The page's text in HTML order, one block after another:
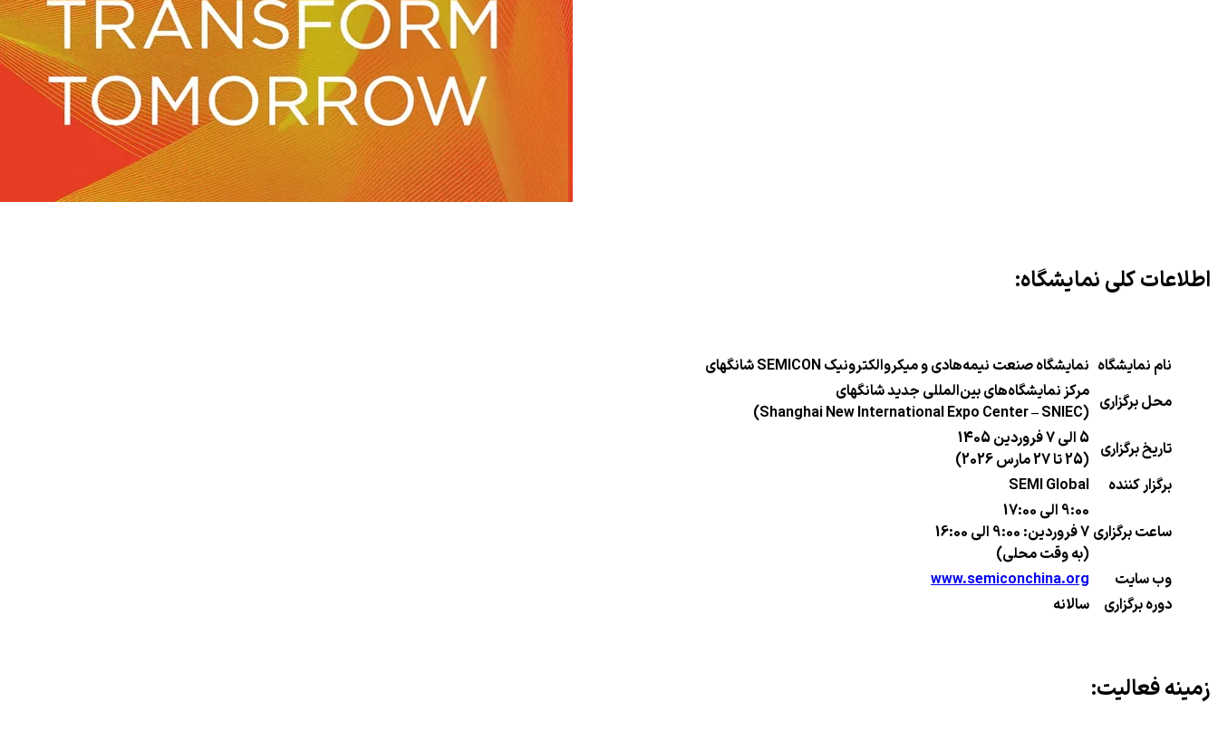
اطلاعات کلی نمایشگاه:
نام نمایشگاه نمایشگاه صنعت نیمه‌هادی و میکروالکترونیک SEMICON شانگهای
محل برگزاری مرکز نمایشگاه‌های بین‌المللی جدید شانگهای
(Shanghai New International Expo Center – SNIEC)
تاریخ برگزاری 5 الی 7 فروردین 1405
(25 تا 27 مارس 2026)
برگزار کننده
SEMI Global
ساعت برگزاری
9:00 الی 17:00
7 فروردین: 9:00 الی 16:00
(به وقت محلی)
وب سایت
www.semiconchina.org
دوره برگزاری
سالانه
زمینه فعالیت: